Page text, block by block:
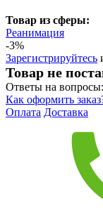
Товар из сферы:
Реанимация
-3%
Зарегистрируйтесь
Товар не
Ответы на вопросы:
Как оформить
Оплата Доставка